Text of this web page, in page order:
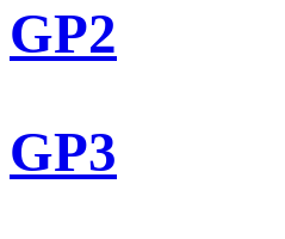
GP2
GP3